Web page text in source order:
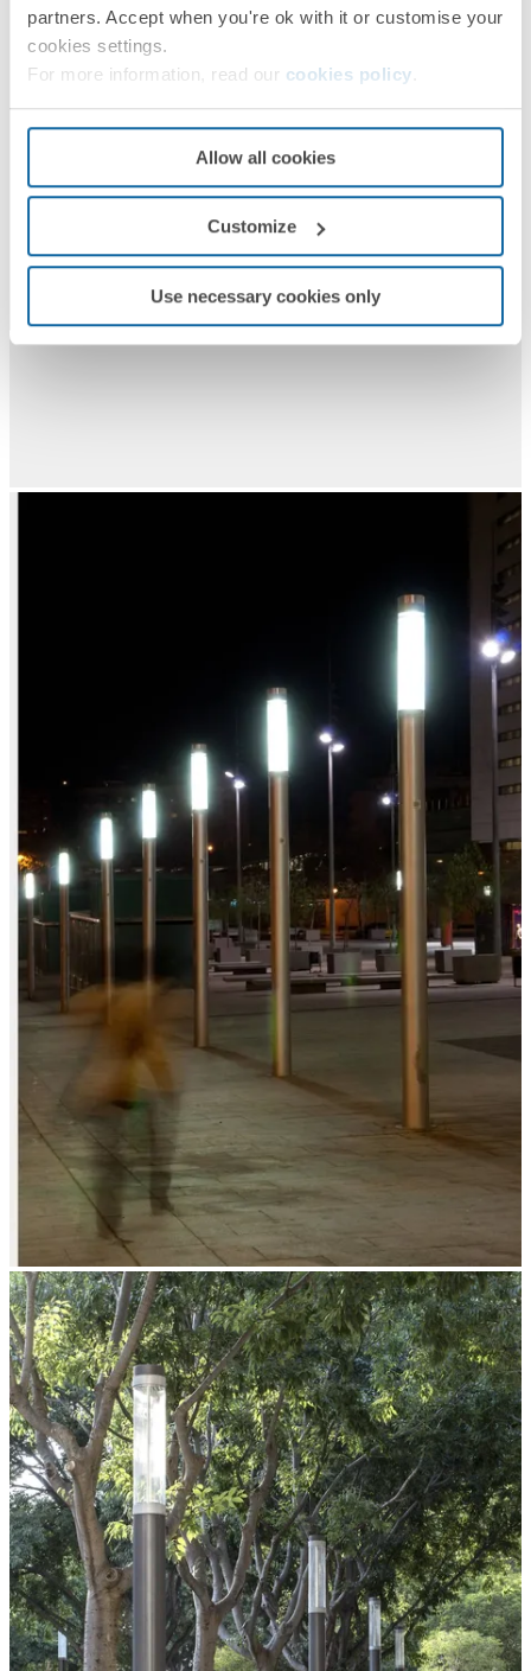
partners. Accept when you're ok with it or customise your
cookies settings.
For more information, read our cookies policy
Allow all cookies
Customize
Use necessary cookies only